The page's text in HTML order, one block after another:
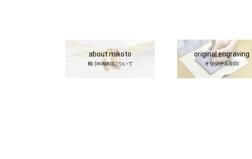
about mikoto
鶴 (mikoto)について
original engraving
オリジナル刻印